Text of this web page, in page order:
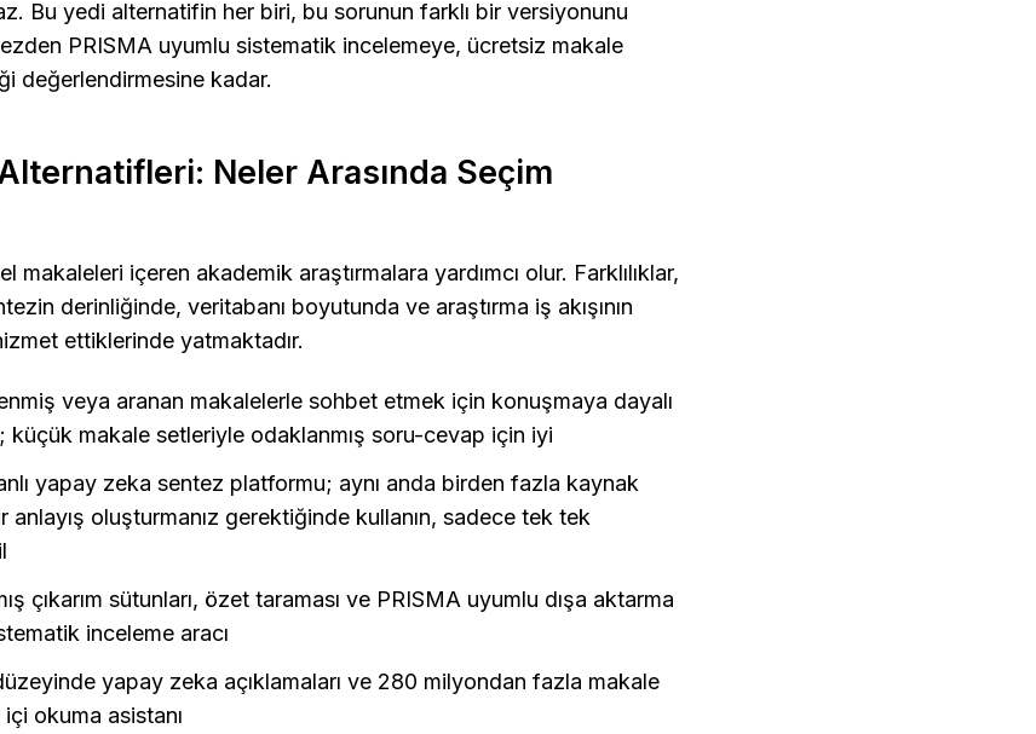
Bu yedi alternatifin her biri, bu sorunun farklı bir versiyonunu
PRISMA uyumlu sistematik incelemeye, ücretsiz makale
değerlendirmesine kadar.
Neler Arasında Seçim
makaleleri içeren akademik araştırmalara yardımcı olur. Farklılıklar,
derinliğinde, veritabanı boyutunda ve araştırma iş akışının
ettiklerinde yatmaktadır.
veya aranan makalelerle sohbet etmek için konuşmaya dayalı
makale setleriyle odaklanmış soru-cevap için iyi
yapay zeka sentez platformu; aynı anda birden fazla kaynak
anlayış oluşturmanız gerektiğinde kullanın, sadece tek tek
çıkarım sütunları, özet taraması ve PRISMA uyumlu dışa aktarma
inceleme aracı
yapay zeka açıklamaları ve 280 milyondan fazla makale
okuma asistanı